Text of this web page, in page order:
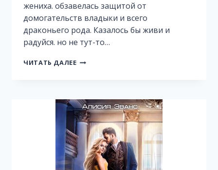
жениха. обзавелась защитой от
домогательств владыки и всего
драконьего рода. Казалось бы живи и
радуйся. но не тут-то…
ЧИТАТЬ ДАЛЕЕ ЛИЛИАННА
ЕЩЁ
ПУТЕШЕСТВИЕ